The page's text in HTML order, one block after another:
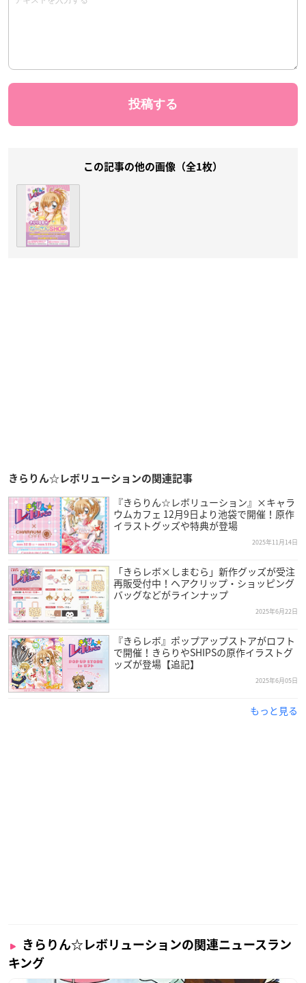
この記事の他の画像（全1枚）
きらりん☆レボリューションの関連記事
『きらりん☆レボリューション』×キャラ
ウムカフェ 12月9日より池袋で開催！原作
イラストグッズや特典が登場
2025年11月14日
「きらレボ×しまむら」新作グッズが受注
再販受付中！ヘアクリップ・ショッピング
バッグなどがラインナップ
2025年6月22日
『きらレボ』ポップアップストアがロフト
で開催！きらりやSHIPSの原作イラストグ
ッズが登場【追記】
2025年6月05日
もっと見る
きらりん☆レボリューションの関連ニュースラン
キング